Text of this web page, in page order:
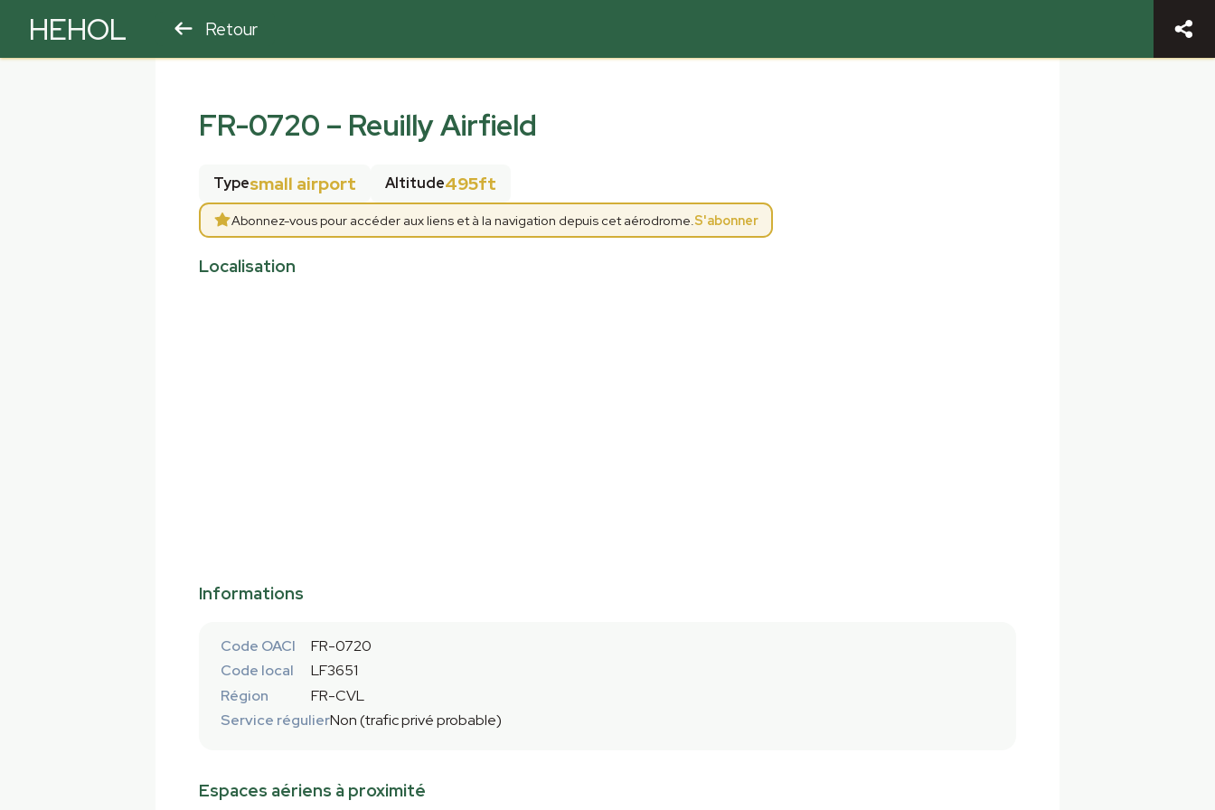
HEHOL Retour
FR-0720 – Reuilly Airfield
Typesmall airport Altitude495ft
Abonnez-vous pour accéder aux liens et à la navigation depuis cet aérodrome.S'abonner
Localisation
Informations
Code OACI
FR-0720
Code local
LF3651
Région
FR-CVL
Service régulierNon (trafic privé probable)
Espaces aériens à proximité